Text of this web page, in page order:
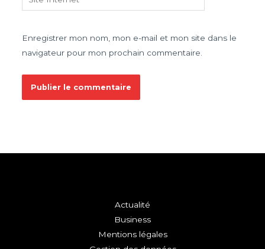
Internet
Enregistrer mon nom, mon e-mail et mon site dans le
navigateur pour mon prochain commentaire.
Actualité
Business
Mentions légales